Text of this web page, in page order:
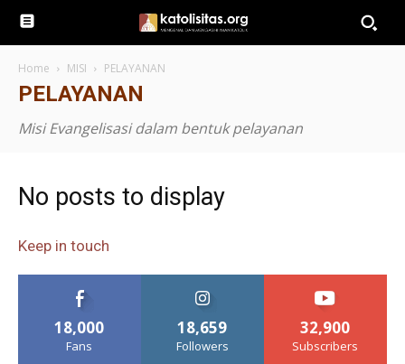
Home MISI PELAYANAN
PELAYANAN
Misi Evangelisasi dalam bentuk pelayanan
No posts to display
Keep in touch
18,000
Fans
18,659
Followers
32,900
Subscribers